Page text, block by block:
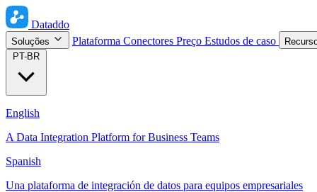
Dataddo
Soluções Plataforma Conectores Preço Estudos de caso
PT-BR
English
A Data Integration Platform for Business Teams
Spanish
Una plataforma de integración de datos para equipos empresariales